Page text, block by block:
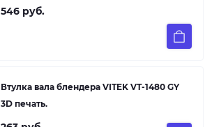
546 руб.
Втулка вала блендера VITEK VT-1480 GY
3D печать.